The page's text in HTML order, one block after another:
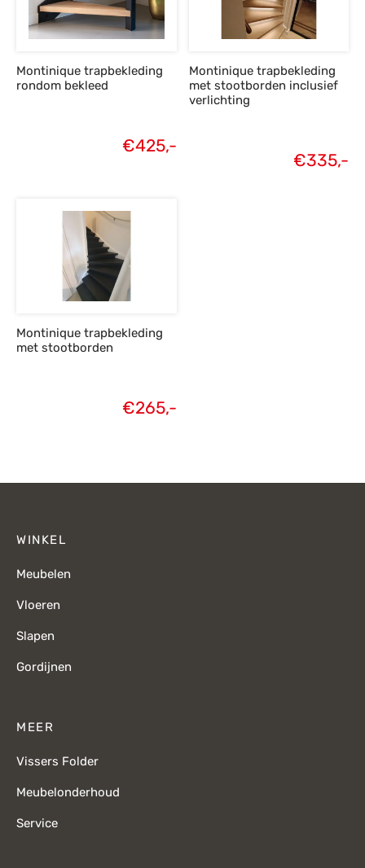
Montinique trapbekleding
rondom bekleed
€425,-
Montinique trapbekleding
met stootborden inclusief
verlichting
€335,-
Montinique trapbekleding
met stootborden
€265,-
WINKEL
Meubelen
Vloeren
Slapen
Gordijnen
MEER
Vissers Folder
Meubelonderhoud
Service
Toonmodellen
toonmodel
PVC
PVC
en montageservice